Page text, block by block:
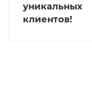
уникальных
клиентов!